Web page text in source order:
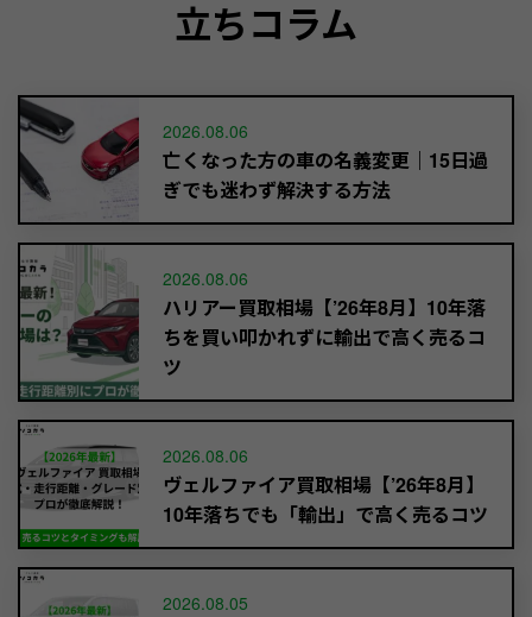
立ちコラム
2026.08.06
亡くなった方の車の名義変更｜15日過
ぎでも迷わず解決する方法
2026.08.06
ハリアー買取相場【’26年8月】10年落
ちを買い叩かれずに輸出で高く売るコ
ツ
2026.08.06
ヴェルファイア買取相場【’26年8月】
10年落ちでも「輸出」で高く売るコツ
2026.08.05